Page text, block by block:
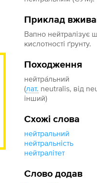
Приклад
Вапно нейтралізує
кислотності ґрунту.
Походження
нейтра́льний
(лат. neutralis, від
інший)
Схожі слова
нейтральний
нейтральність
нейтралітет
Слово додав